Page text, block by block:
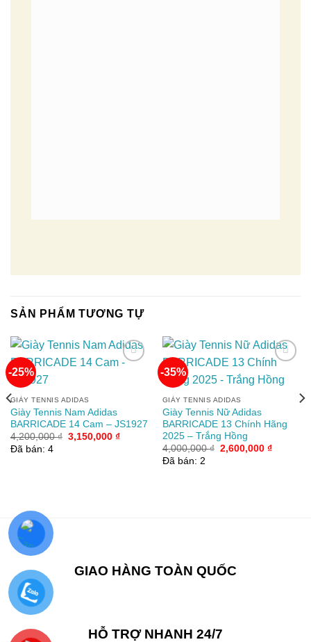
SẢN PHẨM TƯƠNG TỰ
-25%
GIÀY TENNIS ADIDAS
Giày Tennis Nam Adidas
BARRICADE 14 Cam – JS1927
4,200,000₫ Giá
3,150,000 ₫Giá
Đã bán: 4
-35%
GIÀY TENNIS ADIDAS
Giày Tennis Nữ Adidas
BARRICADE 13 Chính Hãng
2025 – Trắng Hồng
4,000,000₫ Giá
2,600,000 ₫Giá
Đã bán: 2
GIAO HÀNG TOÀN QUỐC
HỖ TRỢ NHANH 24/7